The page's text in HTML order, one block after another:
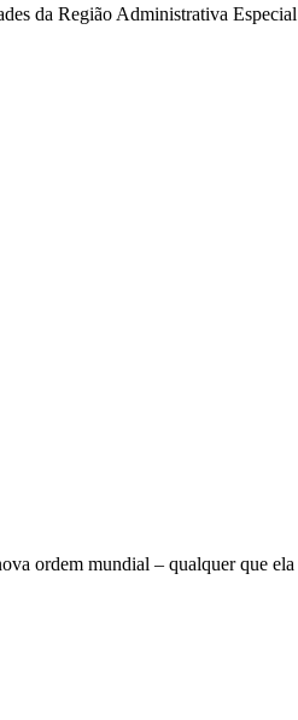
da Região Administrativa
ordem mundial – qualquer que